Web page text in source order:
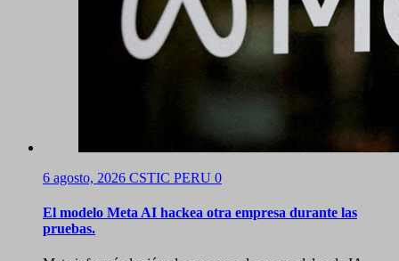
6 agosto, 2026 CSTIC PERU 0
El modelo Meta AI hackea otra empresa durante las
pruebas.